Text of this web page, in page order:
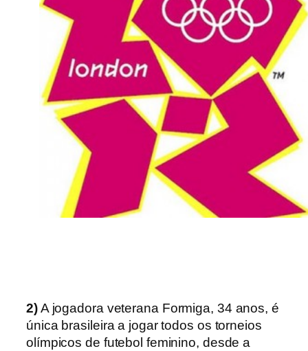
2)A jogadora veterana Formiga, 34 anos, é
única brasileira a jogar todos os torneios
olímpicos de futebol feminino, desde a